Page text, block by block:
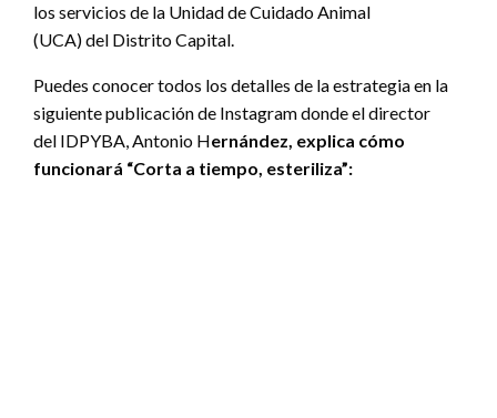
los servicios de la Unidad de Cuidado Animal
(UCA) del Distrito Capital.
Puedes conocer todos los detalles de la estrategia en la
siguiente publicación de Instagram donde el director
del IDPYBA, Antonio Hernández, explica cómo
funcionará “Corta a tiempo, esteriliza”: